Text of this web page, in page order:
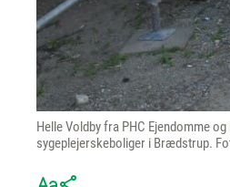
Helle Voldby fra PHC Ejendomme
sygeplejerskeboliger i Brædstrup.